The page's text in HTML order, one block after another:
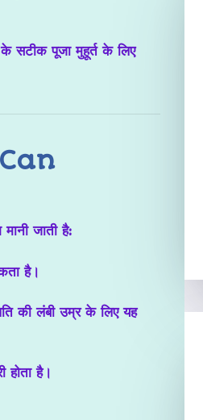
सटीक पूजा मुहूर्त के लिए
Can
जाती है:
है।
की लंबी उम्र के लिए यह
होता है।